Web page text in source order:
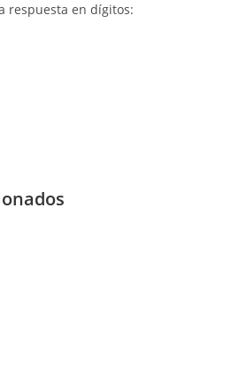
respuesta en dígitos: